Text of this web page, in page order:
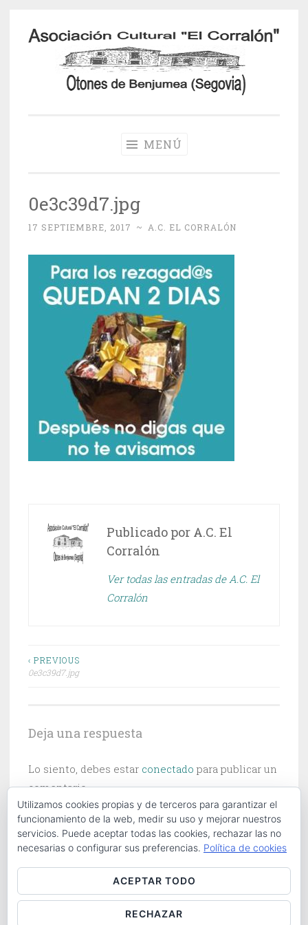
Saltar
contenido
MENÚ
0e3c39d7.jpg
17 SEPTIEMBRE, 2017 ~ A.C. EL CORRALÓN
Publicado por A.C. El
Corralón
Ver todas las entradas de A.C. El
Corralón
Navegación
‹ PREVIOUS
0e3c39d7.jpg
Deja una respuesta
Lo siento, debes estar conectado para publicar un
comentario.
Utilizamos cookies propias y de terceros para garantizar el
funcionamiento de la web, medir su uso y mejorar nuestros
servicios. Puede aceptar todas las cookies, rechazar las no
necesarias o configurar sus preferencias. Política de cookies
ACEPTAR TODO
RECHAZAR